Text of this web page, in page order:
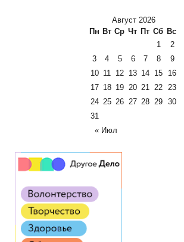
Август 2026
Пн Вт Ср Чт Пт Сб Вс
« Июл
1
2
3
4 5 6 7 8
9
10 11 12 13 14 15
16
17 18 19 20 21 22 23
24 25 26 27 28 29 30
31